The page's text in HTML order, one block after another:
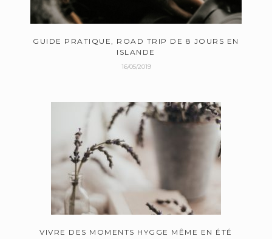
GUIDE PRATIQUE, ROAD TRIP DE 8 JOURS EN
ISLANDE
16/05/2019
VIVRE DES MOMENTS HYGGE MÊME EN ÉTÉ